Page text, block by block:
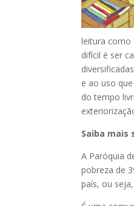
leitura como
difícil é ser
e ao uso
do tempo
Saiba mais
A Paróquia
pobreza de
país, ou